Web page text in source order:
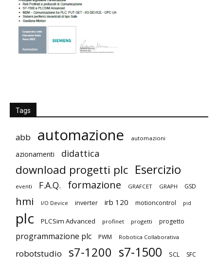
Tags
abb automazione automazioni
azionamenti didattica
download progetti plc Esercizio
eventi F.A.Q. formazione GRAFCET GRAPH GSD
hmi I/O Device inverter irb 120 motioncontrol pid
plc PLCSim Advanced profinet progetti progetto
programmazione plc PWM Robotica Collaborativa
robotstudio s7-1200 s7-1500 SCL SFC